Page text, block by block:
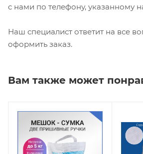
с нами по телефону, указанному
Наш специалист ответит на все
оформить заказ.
Вам также может